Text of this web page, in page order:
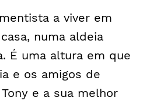
a viver em
numa aldeia
É uma altura em que
e os amigos de
e a sua melhor